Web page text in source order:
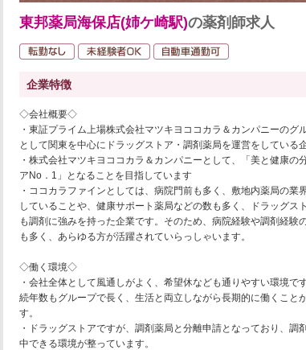
東邦薬局海保店(姉ケ崎駅)の薬剤師求人
企業特徴
◇会社概要◇
・東証プライム上場株式会社マツキヨココカラ＆カンパニーのグ
として関東を中心にドラッグストア・調剤薬局を運営をしている
・株式会社マツキヨココカラ＆カンパニーとして、「美と健康の
アNo．1」となることを目指しています
・ココカラファインとしては、病院門前も多く、敷地内薬局の業
していることや、健康サポート薬局などの数も多く、ドラッグス
も調剤に強みを持った企業です。そのため、病院経験や調剤経験
も多く、あらゆる方が活躍されていらっしゃいます。
◇働く環境◇
・会社全体として風通しがよく、希望休なども通りやすい環境で
続年数もグループで長く、生活と両立しながら長期的に働くこと
す。
・ドラッグストアですが、調剤薬局と分離申請となっており、調
中できる環境が整っています。